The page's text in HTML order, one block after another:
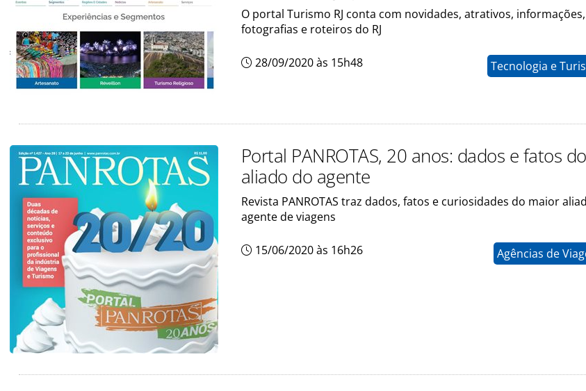
O portal Turismo RJ conta com novidades, atrativos,
fotografias e roteiros do RJ
28/09/2020 às 15h48 Tecnologia e
Portal PANROTAS, 20 anos: dados e fatos
aliado do agente
Revista PANROTAS traz dados, fatos e curiosidades do maior
agente de viagens
15/06/2020 às 16h26 Agências de